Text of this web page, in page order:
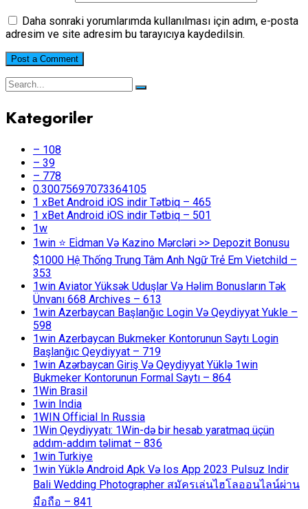
Daha sonraki yorumlarımda kullanılması için adım, e-posta
adresim ve site adresim bu tarayıcıya kaydedilsin.
Kategoriler
– 108
– 39
– 778
0.30075697073364105
1 xBet Android iOS indir Tətbiq – 465
1 xBet Android iOS indir Tətbiq – 501
1w
1win ⭐ Ei̇dman Və Kazino Mərcləri >> Depozit Bonusu
$1000 Hệ Thống Trung Tâm Anh Ngữ Trẻ Em Vietchild –
353
1win Aviator Yüksək Uduşlar Və Həlim Bonusların Tək
Ünvanı 668 Archives – 613
1win Azerbaycan Başlanğıc Login Və Qeydiyyat Yukle –
598
1win Azerbaycan Bukmeker Kontorunun Saytı Login
Başlanğıc Qeydiyyat – 719
1win Azərbaycan Giriş Və Qeydiyyat Yüklə 1win
Bukmeker Kontorunun Formal Saytı – 864
1Win Brasil
1win India
1WIN Official In Russia
1Win Qeydiyyatı: 1Win-də bir hesab yaratmaq üçün
addım-addım təlimat – 836
1win Turkiye
1win Yüklə Android Apk Və Ios App 2023 Pulsuz Indir
Bali Wedding Photographer สมัครเล่นไฮโลออนไลน์ผ่าน
มือถือ – 841